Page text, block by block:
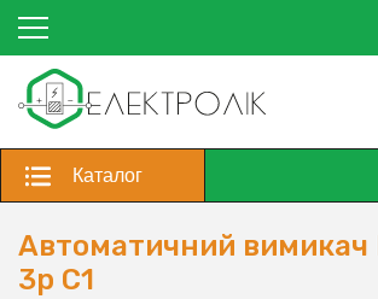
Каталог
Автоматичний вимикач
3p C1